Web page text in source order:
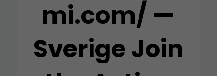
mi.com/ —
Sverige Join